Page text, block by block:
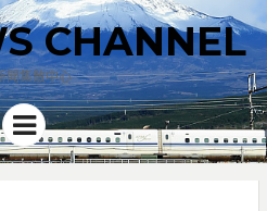
CHANNEL
聞集散中心
Menu